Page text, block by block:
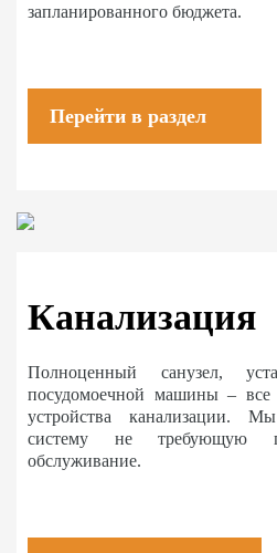
запланированного бюджета.
Перейти в раздел
Канализация
Полноценный санузел,
посудомоечной машины – все
устройства канализации.
систему не требующую
обслуживание.